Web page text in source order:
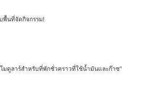
พื้นที่จัดกิจกรรม!
ดูลาร์สำหรับที่พักชั่วคราวที่ใช้น้ำมันและก๊าซ"